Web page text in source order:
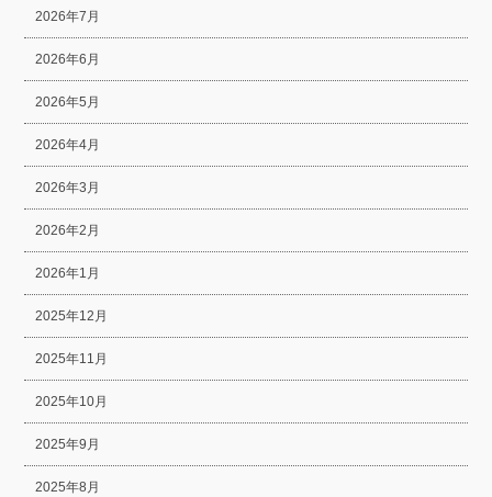
2026年7月
2026年6月
2026年5月
2026年4月
2026年3月
2026年2月
2026年1月
2025年12月
2025年11月
2025年10月
2025年9月
2025年8月